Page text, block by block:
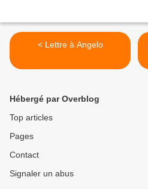
< Lettre à Angelo
Hébergé par Overblog
Top articles
Pages
Contact
Signaler un abus